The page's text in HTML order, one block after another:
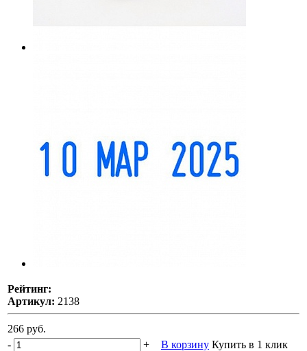
Рейтинг:
Артикул: 2138
266 руб.
-
+ В корзину Купить в 1 клик